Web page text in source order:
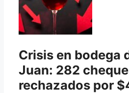
Crisis en bodega
Juan: 282
rechazados por